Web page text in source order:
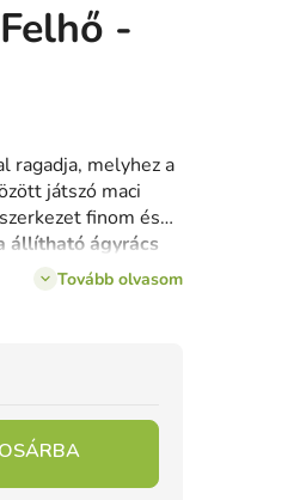
-
ragadja, melyhez a
játszó maci
finom és
állítható ágyrács
hozzáférést biztosít
Tovább olvasom